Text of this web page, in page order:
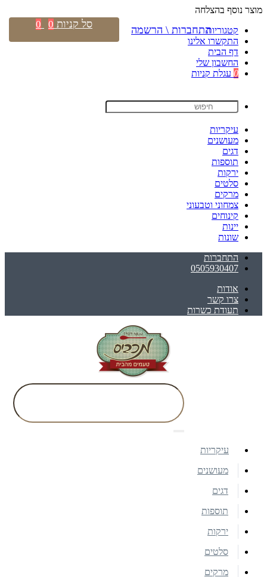
מוצר נוסף בהצלחה
קטגוריות
התקשרו אלינו
דף הבית
החשבון שלי
0 עגלת קניות
עיקריות
מעושנים
דגים
תוספות
ירקות
סלטים
מרקים
צמחוני וטבעוני
קינוחים
יינות
שונות
התחברות
0505930407
אודות
צרו קשר
תעודת כשרות
התחברות \ הרשמה סל קניות 0
0
עיקריות
מעושנים
דגים
תוספות
ירקות
סלטים
מרקים